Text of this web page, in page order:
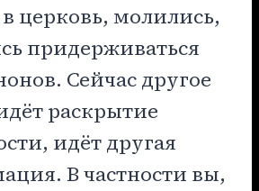
церковь, молились,
придерживаться
Сейчас другое
раскрытие
идёт другая
В частности вы,